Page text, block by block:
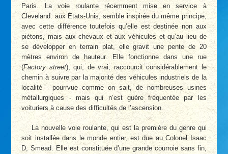
Paris. La voie roulante récemment mise en service à
Cleveland. aux États-Unis, semble inspirée du même principe,
avec cette différence toutefois qu’elle est destinée non aux
piétons, mais aux chevaux et aux véhicules et qu’au lieu de
se développer en terrain plat, elle gravit une pente de 20
mètres environ de hauteur. Elle fonctionne dans une rue
(Factory street), qui, de vrai, raccourcit considérablement le
chemin à suivre par la majorité des véhicules industriels de la
localité - pourrvue comme on sait, de nombreuses usines
métallurgiques - mais qui n’est guère fréquentée par les
voituriers à cause des difficultés de l’ascension.
La nouvelle voie roulante, qui est la première du genre qui
soit installée dans le monde entier, est due au Colonel Isaac
D, Smead. Elle est constituée d’une grande courroie sans fin,